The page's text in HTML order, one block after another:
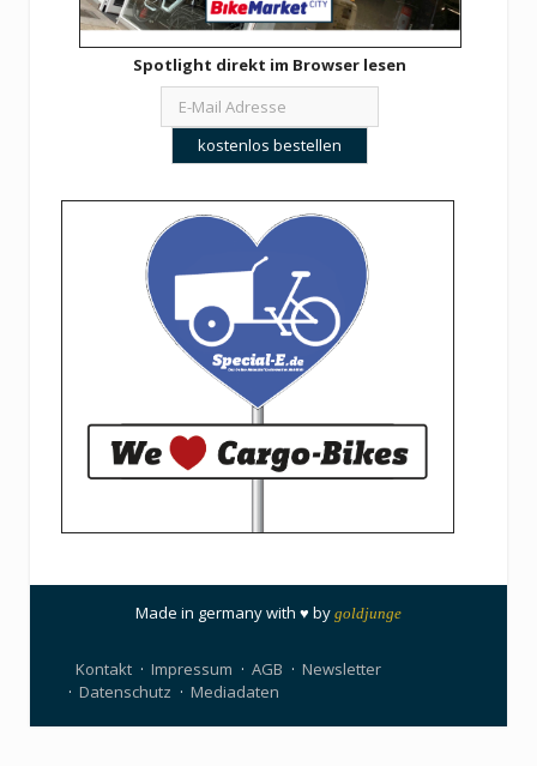
Spotlight direkt im Browser lesen
Made in germany with ♥ by goldjunge
Kontakt Impressum AGB
Newsletter
Datenschutz
Mediadaten